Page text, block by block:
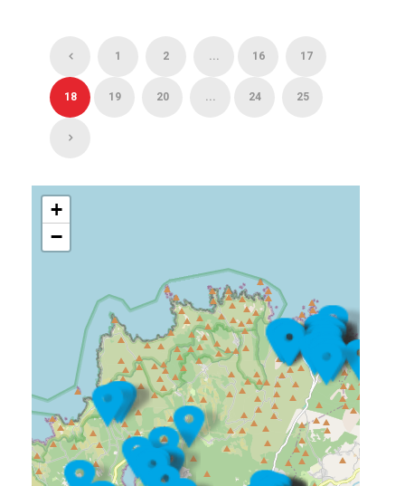
1 2 ... 16 17
18 19 20 ... 24 25
+
−